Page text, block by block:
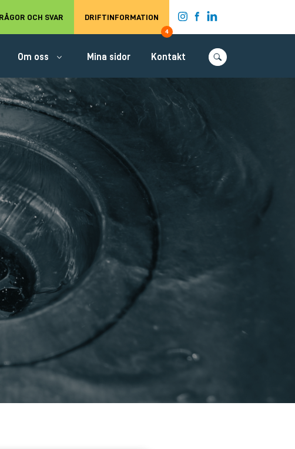
OCH SVAR DRIFTINFORMATION
4
Om oss Mina sidor Kontakt